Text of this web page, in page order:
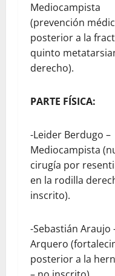
Mediocampista
(prevención
posterior a la
quinto
derecho).
PARTE FÍSICA:
-Leider Berdugo –
Mediocampista
cirugía por
en la rodilla
inscrito).
-Sebastián Araujo
Arquero
posterior a la